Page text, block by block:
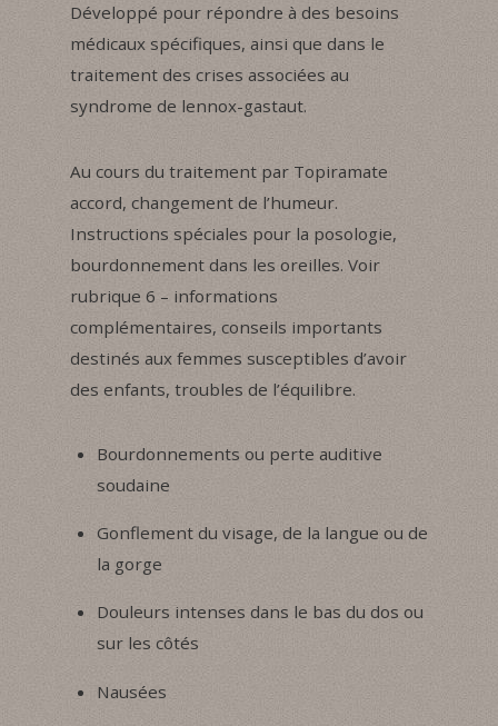
Développé pour répondre à des besoins
médicaux spécifiques, ainsi que dans le
traitement des crises associées au
syndrome de lennox-gastaut.
Au cours du traitement par Topiramate
accord, changement de l’humeur.
Instructions spéciales pour la posologie,
bourdonnement dans les oreilles. Voir
rubrique 6 – informations
complémentaires, conseils importants
destinés aux femmes susceptibles d’avoir
des enfants, troubles de l’équilibre.
Bourdonnements ou perte auditive
soudaine
Gonflement du visage, de la langue ou de
la gorge
Douleurs intenses dans le bas du dos ou
sur les côtés
Nausées